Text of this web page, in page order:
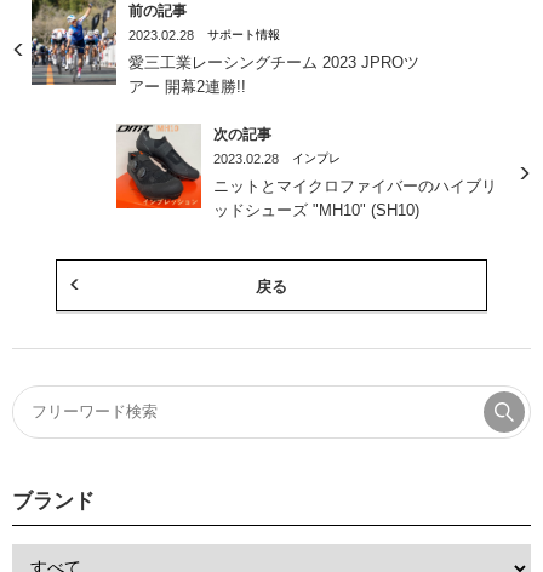
前の記事
2023.02.28 サポート情報
愛三工業レーシングチーム 2023 JPROツ
アー 開幕2連勝!!
次の記事
2023.02.28 インプレ
ニットとマイクロファイバーのハイブリ
ッドシューズ "MH10" (SH10)
戻る
ブランド